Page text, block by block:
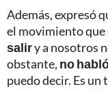
Además, expresó
el movimiento que
saliry a nosotros
obstante, no
puedo decir. Es un